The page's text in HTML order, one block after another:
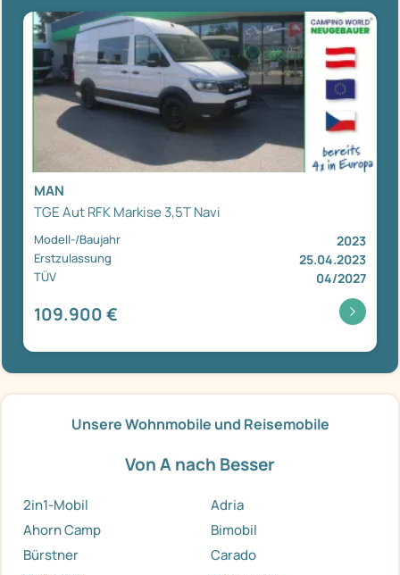
MAN
TGE Aut RFK Markise 3,5T Navi
Modell-/Baujahr 2023
Erstzulassung 25.04.2023
TÜV 04/2027
109.900 €
Unsere Wohnmobile und Reisemobile
Von A nach Besser
2in1-Mobil
Adria
Ahorn Camp
Bimobil
Bürstner
Carado